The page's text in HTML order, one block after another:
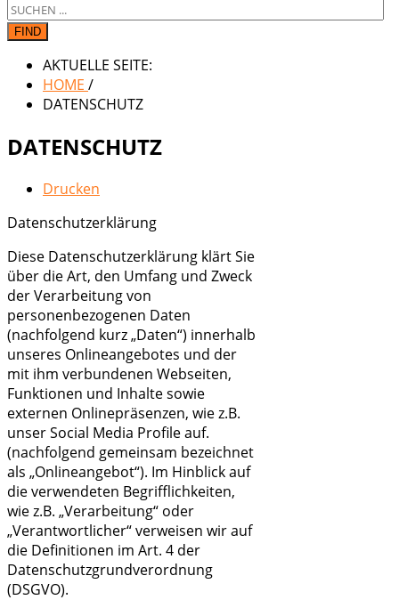
FIND
AKTUELLE SEITE:
HOME /
DATENSCHUTZ
DATENSCHUTZ
Drucken
Datenschutzerklärung
Diese Datenschutzerklärung klärt Sie
über die Art, den Umfang und Zweck
der Verarbeitung von
personenbezogenen Daten
(nachfolgend kurz „Daten“) innerhalb
unseres Onlineangebotes und der
mit ihm verbundenen Webseiten,
Funktionen und Inhalte sowie
externen Onlinepräsenzen, wie z.B.
unser Social Media Profile auf.
(nachfolgend gemeinsam bezeichnet
als „Onlineangebot“). Im Hinblick auf
die verwendeten Begrifflichkeiten,
wie z.B. „Verarbeitung“ oder
„Verantwortlicher“ verweisen wir auf
die Definitionen im Art. 4 der
Datenschutzgrundverordnung
(DSGVO).